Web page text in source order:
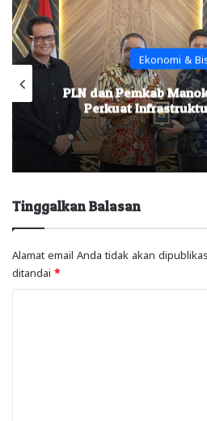
Ekonomi &
PLN dan Pemkab
Perkuat
Tinggalkan Balasan
Alamat email Anda tidak akan
ditandai *